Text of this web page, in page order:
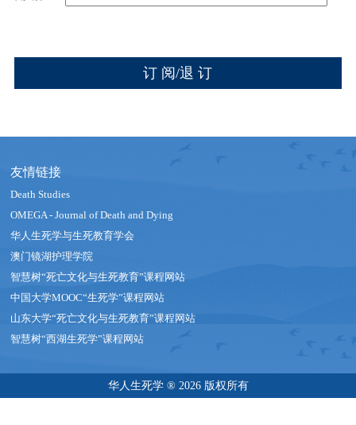
友情链接
Death Studies
OMEGA - Journal of Death and Dying
华人生死学与生死教育学会
澳门镜湖护理学院
智慧树“死亡文化与生死教育”课程网站
中国大学MOOC“生死学”课程网站
山东大学“死亡文化与生死教育”课程网站
智慧树“西湖生死学”课程网站
华人生死学 ® 2026 版权所有